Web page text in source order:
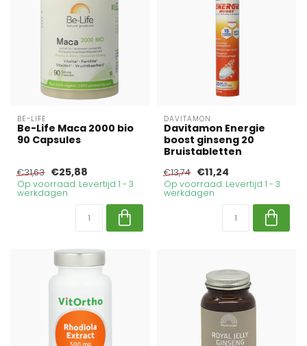
BE-LIFE
Be-Life Maca 2000 bio
90 Capsules
€31,63 €25,88
Op voorraad. Levertijd 1 - 3
werkdagen
DAVITAMON
Davitamon Energie
boost ginseng 20
Bruistabletten
€13,74 €11,24
Op voorraad. Levertijd 1 - 3
werkdagen